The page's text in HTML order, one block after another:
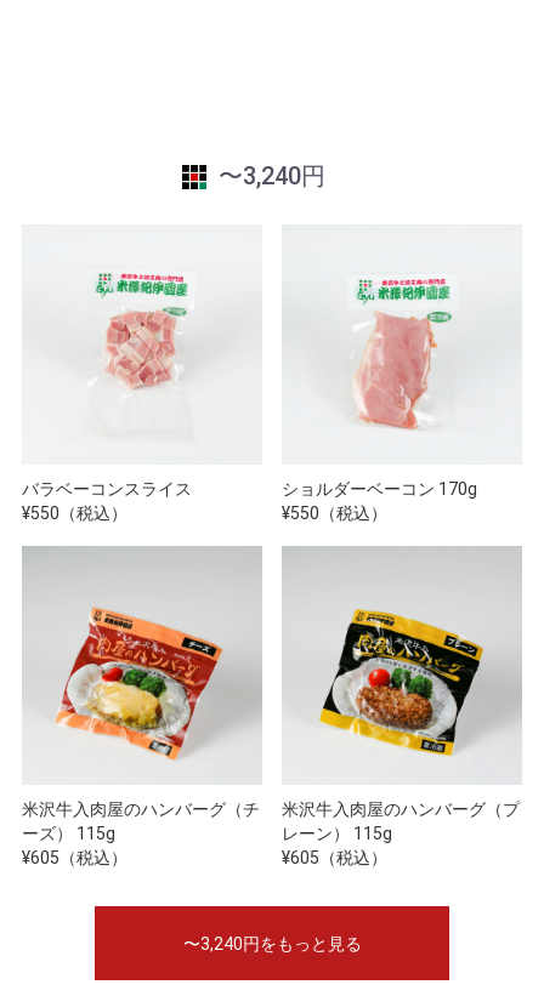
〜3,240円
バラベーコンスライス
¥550（税込）
ショルダーベーコン 170g
¥550（税込）
米沢牛入肉屋のハンバーグ（チ
ーズ） 115g
¥605（税込）
米沢牛入肉屋のハンバーグ（プ
レーン） 115g
¥605（税込）
〜3,240円をもっと見る